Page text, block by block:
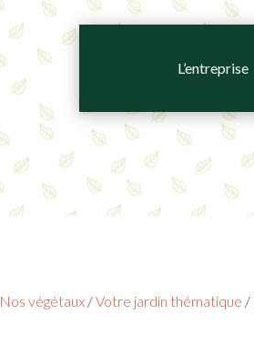
L’entreprise
Nos végétaux /Votre jardin thématique /